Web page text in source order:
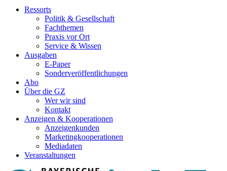
Ressorts
Politik & Gesellschaft
Fachthemen
Praxis vor Ort
Service & Wissen
Ausgaben
E-Paper
Sonderveröffentlichungen
Abo
Über die GZ
Wer wir sind
Kontakt
Anzeigen & Kooperationen
Anzeigenkunden
Marketingkooperationen
Mediadaten
Veranstaltungen